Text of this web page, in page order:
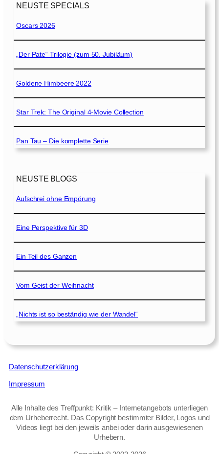
NEUSTE SPECIALS
Oscars 2026
„Der Pate“ Trilogie (zum 50. Jubiläum)
Goldene Himbeere 2022
Star Trek: The Original 4-Movie Collection
Pan Tau – Die komplette Serie
NEUSTE BLOGS
Aufschrei ohne Empörung
Eine Perspektive für 3D
Ein Teil des Ganzen
Vom Geist der Weihnacht
„Nichts ist so beständig wie der Wandel“
Datenschutzerklärung
Impressum
Alle Inhalte des Treffpunkt: Kritik – Internetangebots unterliegen
dem Urheberrecht. Das Copyright bestimmter Bilder, Logos und
Videos liegt bei den jeweils anbei oder darin ausgewiesenen
Urhebern.